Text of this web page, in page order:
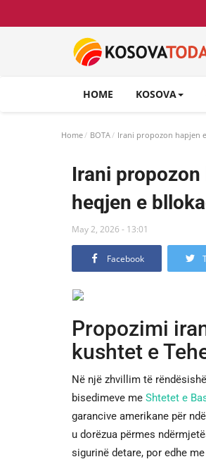
HOME KOSOVA
Home BOTA Irani propozon hapjen
Irani
heqjen e
May 2, 2026 - 13:01
Facebook
Propozimi
kushtet e
Në një zhvillim të
bisedimeve me Shtetet e
garancive amerikane për
u dorëzua përmes
sigurinë detare, por edhe